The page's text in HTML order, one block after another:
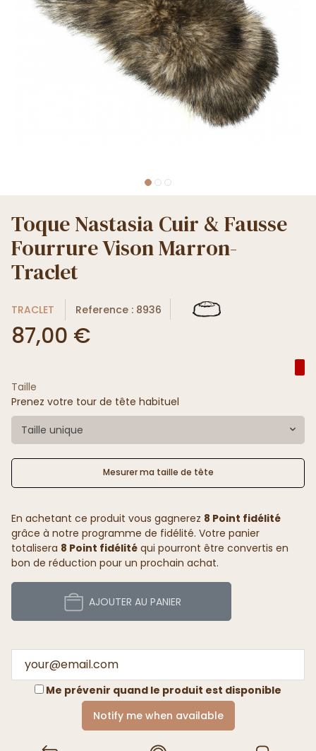
Toque Nastasia Cuir & Fausse
Fourrure Vison Marron-
Traclet
TRACLET Reference : 8936
87,00 €
Taille
Prenez votre tour de tête habituel
Taille unique
Mesurer ma taille de tête
En achetant ce produit vous gagnerez 8 Point fidélité
grâce à notre programme de fidélité. Votre panier
totalisera 8 Point fidélité qui pourront être convertis en
bon de réduction pour un prochain achat.
AJOUTER AU PANIER
Me prévenir quand le produit est disponible
Notify me when available